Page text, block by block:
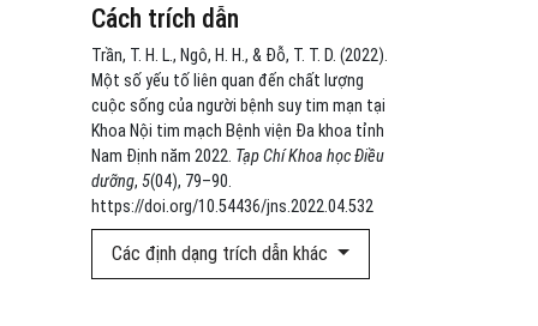
Cách trích dẫn
Trần, T. H. L., Ngô, H. H., & Đỗ, T. T. D. (2022).
Một số yếu tố liên quan đến chất lượng
cuộc sống của người bệnh suy tim mạn tại
Khoa Nội tim mạch Bệnh viện Đa khoa tỉnh
Nam Định năm 2022. Tạp Chí Khoa học Điều
dưỡng, 5(04), 79–90.
https://doi.org/10.54436/jns.2022.04.532
Các định dạng trích dẫn khác